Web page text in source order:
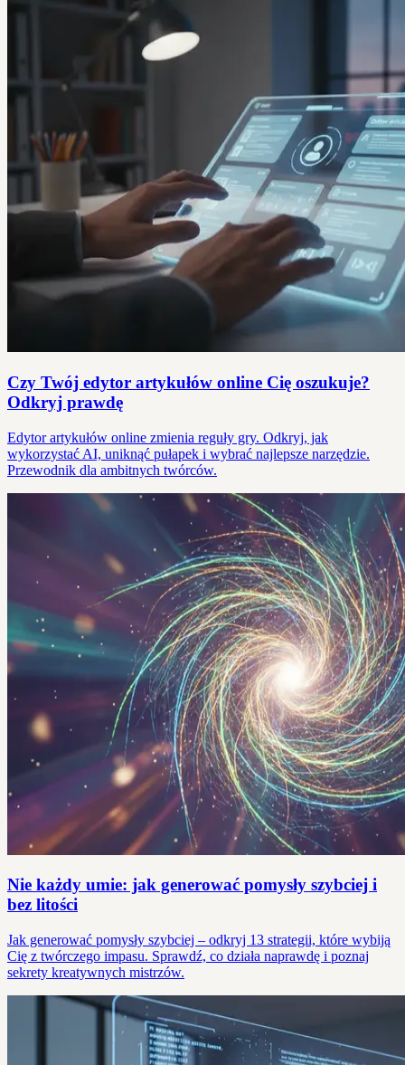
Czy Twój edytor artykułów online Cię oszukuje?
Odkryj prawdę
Edytor artykułów online zmienia reguły gry. Odkryj, jak
wykorzystać AI, uniknąć pułapek i wybrać najlepsze narzędzie.
Przewodnik dla ambitnych twórców.
Nie każdy umie: jak generować pomysły szybciej i
bez litości
Jak generować pomysły szybciej – odkryj 13 strategii, które wybiją
Cię z twórczego impasu. Sprawdź, co działa naprawdę i poznaj
sekrety kreatywnych mistrzów.